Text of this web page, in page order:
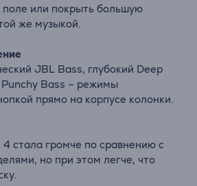
поле или покрыть большую
же музыкой.
JBL Bass, глубокий Deep
Bass – режимы
прямо на корпусе колонки.
стала громче по сравнению с
но при этом легче, что